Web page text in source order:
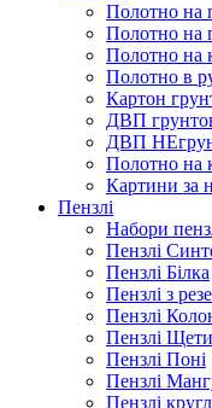
Полотно на
Полотно на
Полотно на
Полотно в
Картон
ДВП
ДВП
Полотно на
Картини за
Пензлі
Набори
Пензлі
Пензлі Білка
Пензлі з
Пензлі
Пензлі
Пензлі Поні
Пензлі
Пензлі